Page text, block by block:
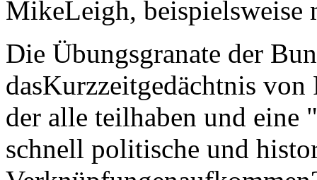
MikeLeigh, beispielsweise
Die Übungsgranate der
dasKurzzeitgedächtnis von
der alle teilhaben und eine
schnell politische und